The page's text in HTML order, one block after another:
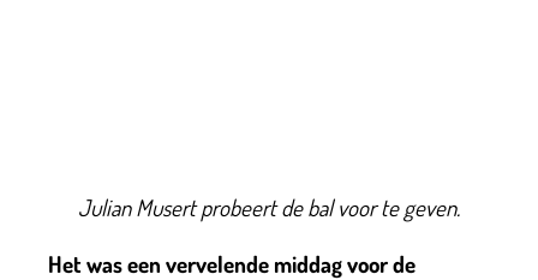
Julian Musert probeert de bal voor te geven.
Het was een vervelende middag voor de